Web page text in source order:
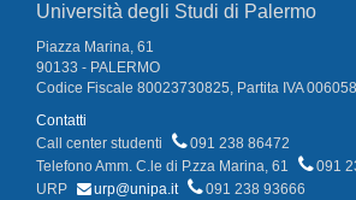
Università degli Studi di Palermo
Piazza Marina, 61
90133 - PALERMO
Codice Fiscale 80023730825, Partita IVA
Contatti
Call center studenti
091 238 86472
Telefono Amm. C.le di P.zza Marina, 61
091
URP
urp@unipa.it
091 238 93666